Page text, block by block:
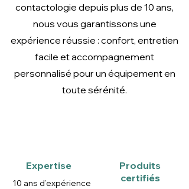
contactologie depuis plus de 10 ans,
nous vous garantissons une
expérience réussie : confort, entretien
facile et accompagnement
personnalisé pour un équipement en
toute sérénité.
Expertise
10 ans d’expérience
Produits
certifiés